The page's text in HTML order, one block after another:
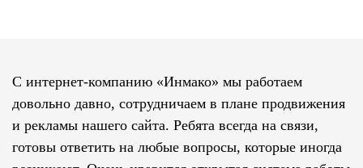
С интернет-компанию «Инмако» мы работаем
довольно давно, сотрудничаем в плане продвижения
и рекламы нашего сайта. Ребята всегда на связи,
готовы ответить на любые вопросы, которые иногда